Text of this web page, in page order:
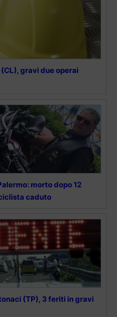
gravi due operai
morto dopo 12
caduto
(TP), 3 feriti in gravi